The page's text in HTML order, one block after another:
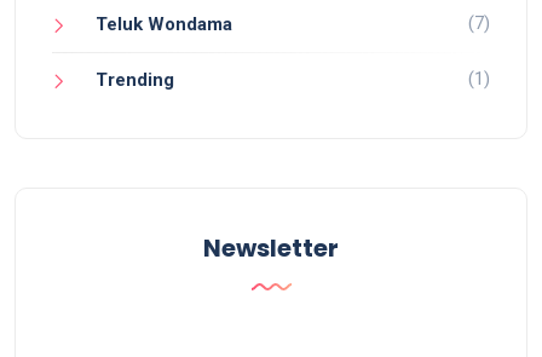
Teluk Wondama (7)
Trending (1)
Newsletter